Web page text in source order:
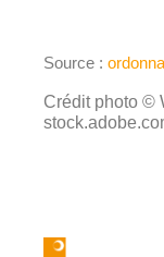
Source :
Crédit photo ©